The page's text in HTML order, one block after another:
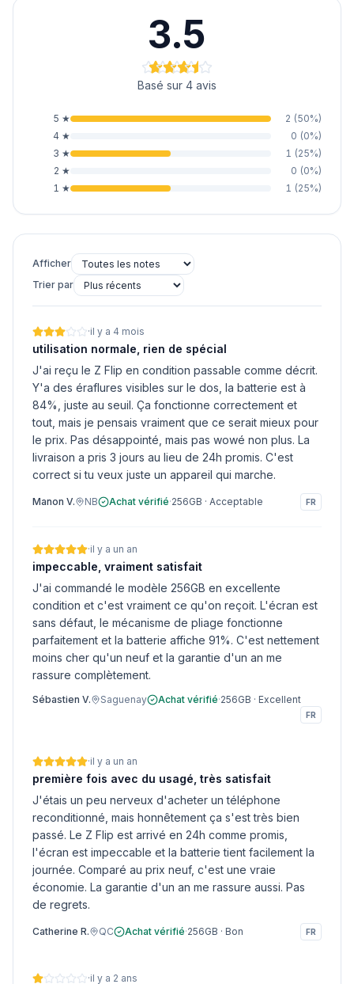
3.5
Basé sur 4 avis
5 ★ 2 (50%)
4 ★ 0 (0%)
3 ★ 1 (25%)
2 ★ 0 (0%)
1 ★ 1 (25%)
Afficher
Trier par
·il y a 4 mois
utilisation normale, rien de spécial
J'ai reçu le Z Flip en condition passable comme décrit.
Y'a des éraflures visibles sur le dos, la batterie est à
84%, juste au seuil. Ça fonctionne correctement et
tout, mais je pensais vraiment que ce serait mieux pour
le prix. Pas désappointé, mais pas wowé non plus. La
livraison a pris 3 jours au lieu de 24h promis. C'est
correct si tu veux juste un appareil qui marche.
Manon V. NB Achat vérifié·256GB · Acceptable FR
·il y a un an
impeccable, vraiment satisfait
J'ai commandé le modèle 256GB en excellente
condition et c'est vraiment ce qu'on reçoit. L'écran est
sans défaut, le mécanisme de pliage fonctionne
parfaitement et la batterie affiche 91%. C'est nettement
moins cher qu'un neuf et la garantie d'un an me
rassure complètement.
Sébastien V. Saguenay Achat vérifié·256GB · Excellent
FR
·il y a un an
première fois avec du usagé, très satisfait
J'étais un peu nerveux d'acheter un téléphone
reconditionné, mais honnêtement ça s'est très bien
passé. Le Z Flip est arrivé en 24h comme promis,
l'écran est impeccable et la batterie tient facilement la
journée. Comparé au prix neuf, c'est une vraie
économie. La garantie d'un an me rassure aussi. Pas
de regrets.
Catherine R. QC Achat vérifié·256GB · Bon FR
·il y a 2 ans